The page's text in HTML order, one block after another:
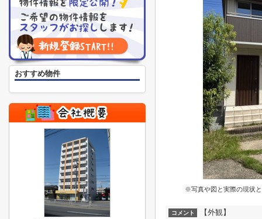
※写真や図と実際の現状
コメント 【外観】
おすすめ物件